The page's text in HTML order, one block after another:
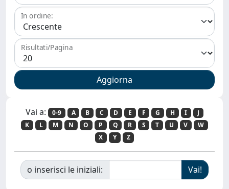
In ordine:
Risultati/Pagina
Vai a: 0-9 A B C D E F G H I
J
K
L M N O P Q R S T U V
W
X
Y Z
o inserisci le iniziali: